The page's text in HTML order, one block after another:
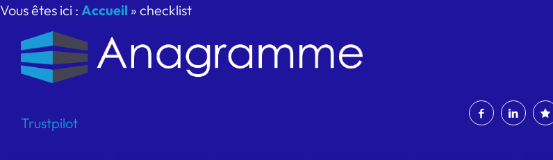
Vous êtes ici : Accueil » checklist
Trustpilot